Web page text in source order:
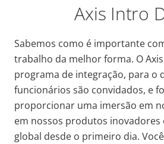
Axis Intro
Sabemos como é importante
trabalho da melhor forma. O
programa de integração, para o
funcionários são convidados, e
proporcionar uma imersão em
em nossos produtos inovadores
global desde o primeiro dia.